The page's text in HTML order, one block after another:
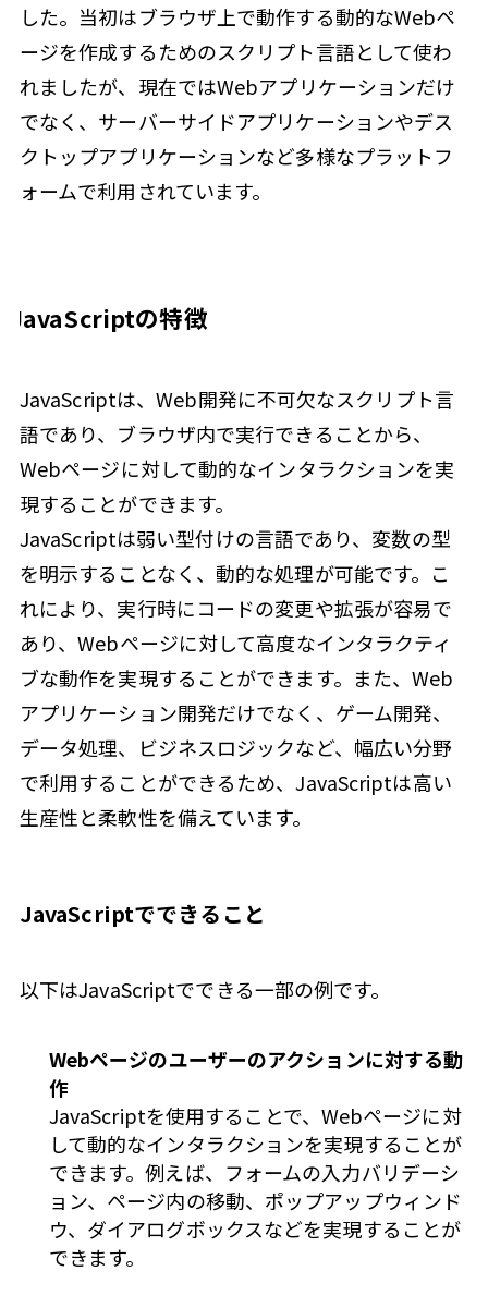
した。当初はブラウザ上で動作する動的なWebペ
ージを作成するためのスクリプト言語として使わ
れましたが、現在ではWebアプリケーションだけ
でなく、サーバーサイドアプリケーションやデス
クトップアプリケーションなど多様なプラットフ
ォームで利用されています。
JavaScriptの特徴
JavaScriptは、Web開発に不可欠なスクリプト言
語であり、ブラウザ内で実行できることから、
Webページに対して動的なインタラクションを実
現することができます。
JavaScriptは弱い型付けの言語であり、変数の型
を明示することなく、動的な処理が可能です。こ
れにより、実行時にコードの変更や拡張が容易で
あり、Webページに対して高度なインタラクティ
ブな動作を実現することができます。また、Web
アプリケーション開発だけでなく、ゲーム開発、
データ処理、ビジネスロジックなど、幅広い分野
で利用することができるため、JavaScriptは高い
生産性と柔軟性を備えています。
JavaScriptでできること
以下はJavaScriptでできる一部の例です。
Webページのユーザーのアクションに対する動
作
JavaScriptを使用することで、Webページに対
して動的なインタラクションを実現することが
できます。例えば、フォームの入力バリデーシ
ョン、ページ内の移動、ポップアップウィンド
ウ、ダイアログボックスなどを実現することが
できます。